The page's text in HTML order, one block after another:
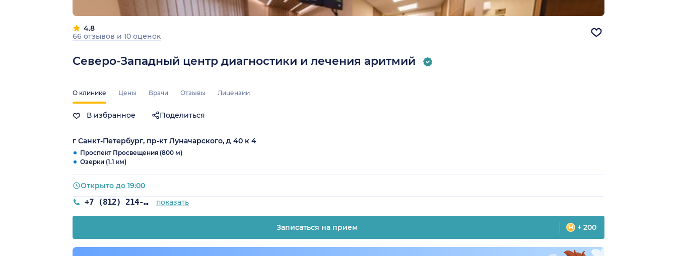
Северо-Западный центр диагностики и лечения аритмий
4.8
66 отзывов и 10 оценок
О клинике Цены Врачи Отзывы Лицензии
В избранное Поделиться
г Санкт-Петербург, пр-кт Луначарского, д 40 к 4
Проспект Просвещения (800 м)
Озерки (1.1 км)
+7 (812) 214-54-17 показать
Открыто до 19:00
Записаться на прием + 200